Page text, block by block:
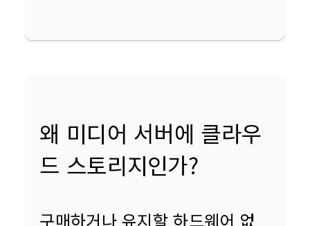
왜 미디어 서버에 클라우
드 스토리지인가?
구매하거나 유지할 하드웨어 없